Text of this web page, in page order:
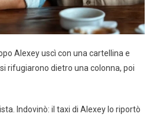
Alexey uscì con una cartellina e
rifugiarono dietro una colonna, poi
Indovinò: il taxi di Alexey lo riportò